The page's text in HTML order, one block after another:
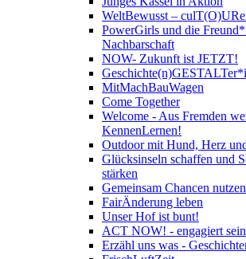
WeltBewusst –
PowerGirls und die
Nachbarschaft
NOW- Zukunft ist JETZT!
MitMachBauWagen
Come Together
Welcome - Aus Fremden
KennenLernen!
Outdoor mit Hund, Herz
Glücksinseln schaffen und
stärken
Gemeinsam Chancen
FairÄnderung leben
Unser Hof ist bunt!
ACT NOW! - engagiert
Erzähl uns was -